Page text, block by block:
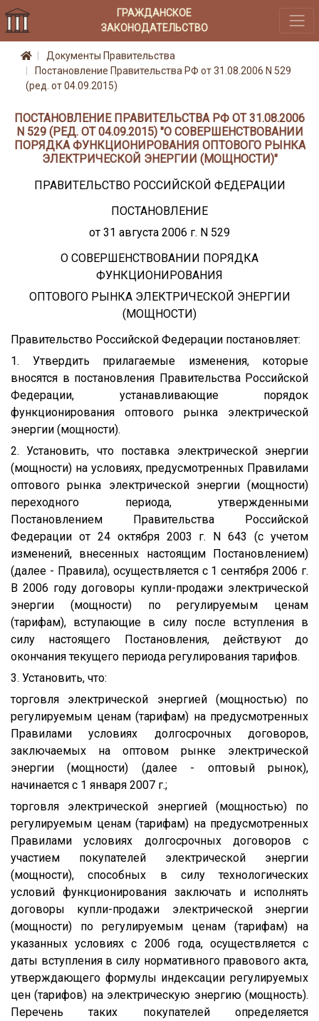
ГРАЖДАНСКОЕ
ЗАКОНОДАТЕЛЬСТВО
Документы Правительства
Постановление Правительства РФ от 31.08.2006 N 529
(ред. от 04.09.2015)
ПОСТАНОВЛЕНИЕ ПРАВИТЕЛЬСТВА РФ ОТ 31.08.2006
N 529 (РЕД. ОТ 04.09.2015) "О СОВЕРШЕНСТВОВАНИИ
ПОРЯДКА ФУНКЦИОНИРОВАНИЯ ОПТОВОГО РЫНКА
ЭЛЕКТРИЧЕСКОЙ ЭНЕРГИИ (МОЩНОСТИ)"
ПРАВИТЕЛЬСТВО РОССИЙСКОЙ ФЕДЕРАЦИИ
ПОСТАНОВЛЕНИЕ
от 31 августа 2006 г. N 529
О СОВЕРШЕНСТВОВАНИИ ПОРЯДКА
ФУНКЦИОНИРОВАНИЯ
ОПТОВОГО РЫНКА ЭЛЕКТРИЧЕСКОЙ ЭНЕРГИИ
(МОЩНОСТИ)
Правительство Российской Федерации постановляет:
1. Утвердить прилагаемые изменения, которые
вносятся в постановления Правительства Российской
Федерации, устанавливающие порядок
функционирования оптового рынка электрической
энергии (мощности).
2. Установить, что поставка электрической энергии
(мощности) на условиях, предусмотренных Правилами
оптового рынка электрической энергии (мощности)
переходного периода, утвержденными
Постановлением Правительства Российской
Федерации от 24 октября 2003 г. N 643 (с учетом
изменений, внесенных настоящим Постановлением)
(далее - Правила), осуществляется с 1 сентября 2006 г.
В 2006 году договоры купли-продажи электрической
энергии (мощности) по регулируемым ценам
(тарифам), вступающие в силу после вступления в
силу настоящего Постановления, действуют до
окончания текущего периода регулирования тарифов.
3. Установить, что:
торговля электрической энергией (мощностью) по
регулируемым ценам (тарифам) на предусмотренных
Правилами условиях долгосрочных договоров,
заключаемых на оптовом рынке электрической
энергии (мощности) (далее - оптовый рынок),
начинается с 1 января 2007 г.;
торговля электрической энергией (мощностью) по
регулируемым ценам (тарифам) на предусмотренных
Правилами условиях долгосрочных договоров с
участием покупателей электрической энергии
(мощности), способных в силу технологических
условий функционирования заключать и исполнять
договоры купли-продажи электрической энергии
(мощности) по регулируемым ценам (тарифам) на
указанных условиях с 2006 года, осуществляется с
даты вступления в силу нормативного правового акта,
утверждающего формулы индексации регулируемых
цен (тарифов) на электрическую энергию (мощность).
Перечень таких покупателей определяется